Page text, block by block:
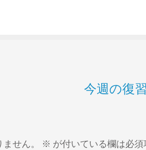
今週の復
せん。 ※ が付いている欄は必須